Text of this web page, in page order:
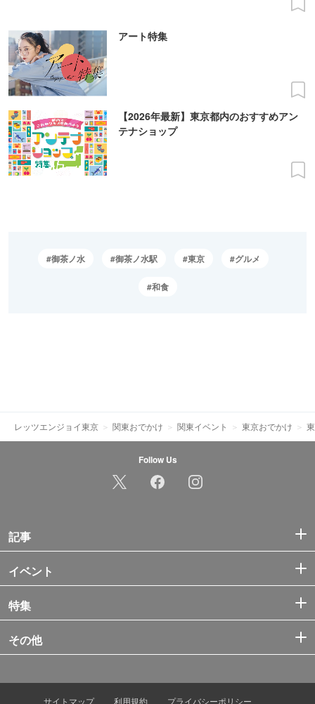
アート特集
【2026年最新】東京都内のおすすめアン
テナショップ
御茶ノ水 御茶ノ水駅 東京 グルメ
和食
レッツエンジョイ東京 関東おでかけ 関東イベント 東京おでかけ
Follow Us
記事
イベント
特集
その他
サイトマップ 利用規約 プライバシーポリシー